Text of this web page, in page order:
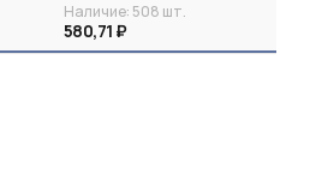
Наличие: 508 шт.
580,71 ₽